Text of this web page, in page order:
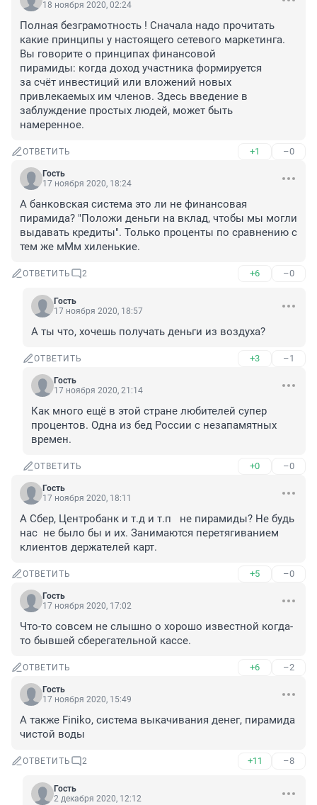
18 ноября 2020, 02:24
Полная безграмотность ! Сначала надо прочитать
какие принципы у настоящего сетевого маркетинга.
Вы говорите о принципах финансовой
пирамиды: когда доход участника формируется
за счёт инвестиций или вложений новых
привлекаемых им членов. Здесь введение в
заблуждение простых людей, может быть
намеренное.
ОТВЕТИТЬ +1 –0
Гость
17 ноября 2020, 18:24
А банковская система это ли не финансовая
пирамида? "Положи деньги на вклад, чтобы мы могли
выдавать кредиты". Только проценты по сравнению с
тем же мМм хиленькие.
ОТВЕТИТЬ 2 +6 –0
Гость
17 ноября 2020, 18:57
А ты что, хочешь получать деньги из воздуха?
ОТВЕТИТЬ +3 –1
Гость
17 ноября 2020, 21:14
Как много ещё в этой стране любителей супер
процентов. Одна из бед России с незапамятных
времен.
ОТВЕТИТЬ +0 –0
Гость
17 ноября 2020, 18:11
А Сбер, Центробанк и т.д и т.п   не пирамиды? Не будь
нас  не было бы и их. Занимаются перетягиванием
клиентов держателей карт.
ОТВЕТИТЬ +5 –0
Гость
17 ноября 2020, 17:02
Что-то совсем не слышно о хорошо известной когда-
то бывшей сберегательной кассе.
ОТВЕТИТЬ +6 –2
Гость
17 ноября 2020, 15:49
А также Finiko, система выкачивания денег, пирамида
чистой воды
ОТВЕТИТЬ 2 +11 –8
Гость
2 декабря 2020, 12:12